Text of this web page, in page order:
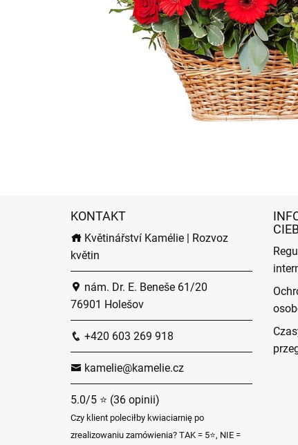
KONTAKT
Květinářství Kamélie | Rozvoz
květin
nám. Dr. E. Beneše 61/20
76901 Holešov
+420 603 269 918
kamelie@kamelie.cz
5.0/5 ⭐ (36 opinii)
Czy klient poleciłby kwiaciarnię po
zrealizowaniu zamówienia? TAK = 5⭐, NIE =